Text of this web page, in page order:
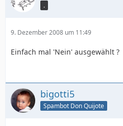
.
9. Dezember 2008 um 11:49
Einfach mal 'Nein' ausgewählt ?
bigotti5
Spambot Don Quijote